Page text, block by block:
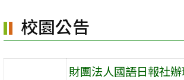
區
校園公告
財團法人國語日報社